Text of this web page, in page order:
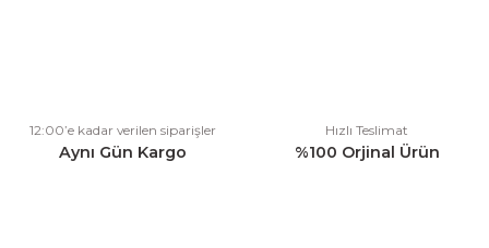
Ürün açıklamasında eksik bilgiler bulunuyor.
Ürün bilgilerinde hatalar bulunuyor.
12:00’e kadar verilen siparişler
Aynı Gün Kargo
Hızlı Teslimat
%100 Orjinal Ürün